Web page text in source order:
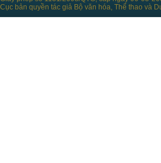
Cục bản quyền tác giả Bộ văn hóa, Thể thao và